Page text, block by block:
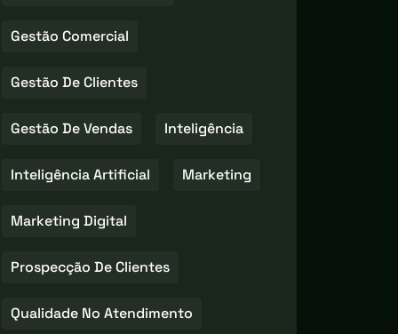
Gestão Comercial
Gestão De Clientes
Gestão De Vendas Inteligência
Inteligência Artificial Marketing
Marketing Digital
Prospecção De Clientes
Qualidade No Atendimento